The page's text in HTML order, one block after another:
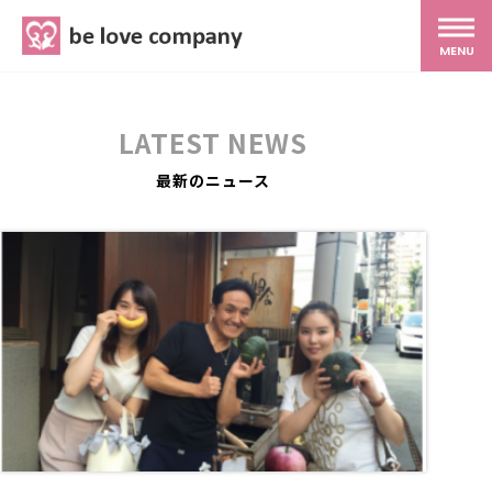
MENU
MG研修
スタッフ紹介
最新ブログ
LATEST NEWS
最新のニュース